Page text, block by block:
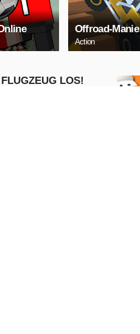
Offroad-Manie
Action
FLUGZEUG LOS!